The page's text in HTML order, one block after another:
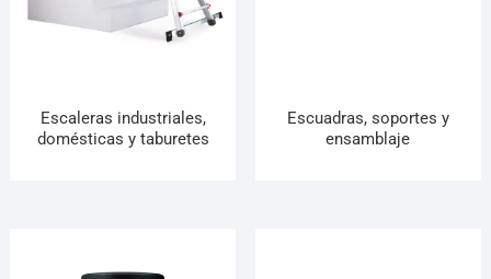
Escaleras industriales,
domésticas y taburetes
Escuadras, soportes y
ensamblaje